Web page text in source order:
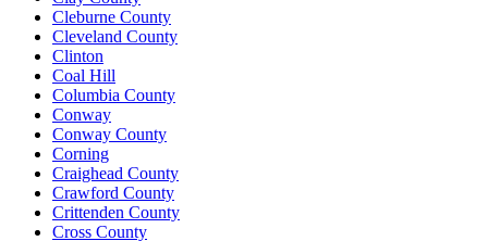
Cleburne County
Cleveland County
Clinton
Coal Hill
Columbia County
Conway
Conway County
Corning
Craighead County
Crawford County
Crittenden County
Cross County